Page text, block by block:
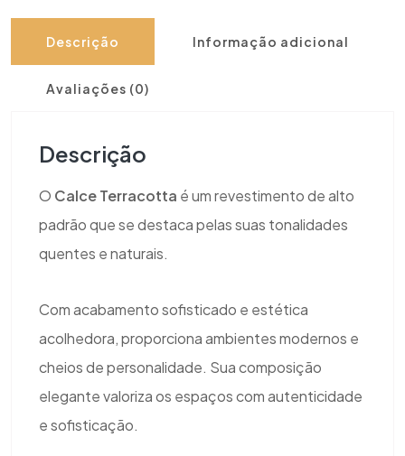
Descrição Informação adicional
Avaliações (0)
Descrição
O Calce Terracotta é um revestimento de alto
padrão que se destaca pelas suas tonalidades
quentes e naturais.
Com acabamento sofisticado e estética
acolhedora, proporciona ambientes modernos e
cheios de personalidade. Sua composição
elegante valoriza os espaços com autenticidade
e sofisticação.